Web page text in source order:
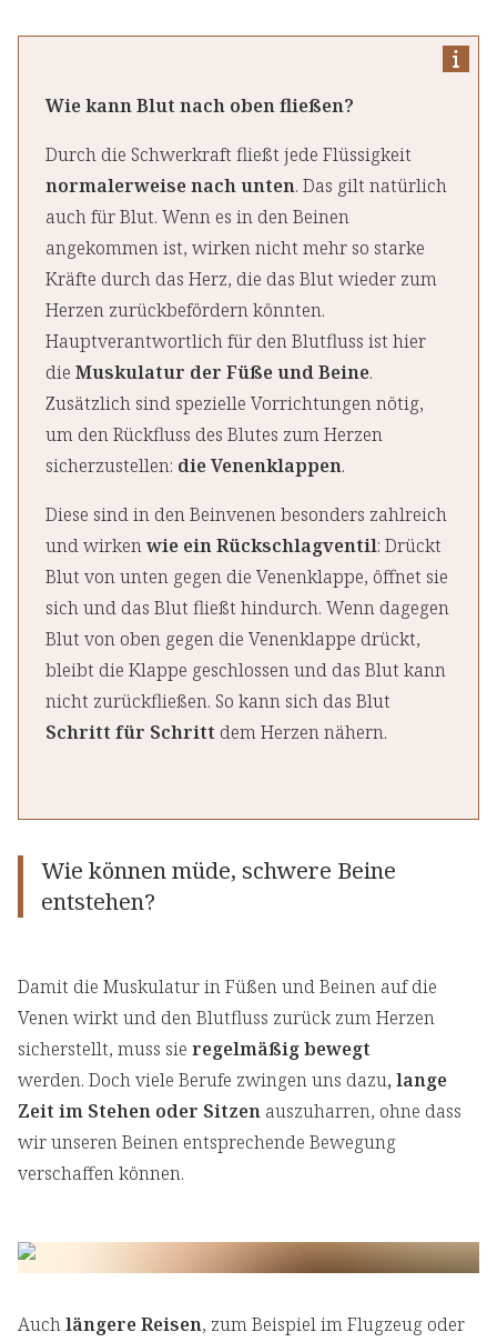
Wie kann Blut nach oben fließen?
Durch die Schwerkraft fließt jede Flüssigkeit
normalerweise nach unten. Das gilt natürlich
auch für Blut. Wenn es in den Beinen
angekommen ist, wirken nicht mehr so starke
Kräfte durch das Herz, die das Blut wieder zum
Herzen zurückbefördern könnten.
Hauptverantwortlich für den Blutfluss ist hier
die Muskulatur der Füße und Beine.
Zusätzlich sind spezielle Vorrichtungen nötig,
um den Rückfluss des Blutes zum Herzen
sicherzustellen: die Venenklappen.
Diese sind in den Beinvenen besonders zahlreich
und wirkenwie ein Rückschlagventil: Drückt
Blut von unten gegen die Venenklappe, öffnet sie
sich und das Blut fließt hindurch. Wenn dagegen
Blut von oben gegen die Venenklappe drückt,
bleibt die Klappe geschlossen und das Blut kann
nicht zurückfließen. So kann sich das Blut
Schritt für Schritt dem Herzen nähern.
Wie können müde, schwere Beine
entstehen?
Damit die Muskulatur in Füßen und Beinen auf die
Venen wirkt und den Blutfluss zurück zum Herzen
sicherstellt, muss sie regelmäßig bewegt
werden. Doch viele Berufe zwingen uns dazu, lange
Zeit im Stehen oder Sitzen auszuharren, ohne dass
wir unseren Beinen entsprechende Bewegung
verschaffen können.
Auchlängere Reisen, zum Beispiel im Flugzeug oder